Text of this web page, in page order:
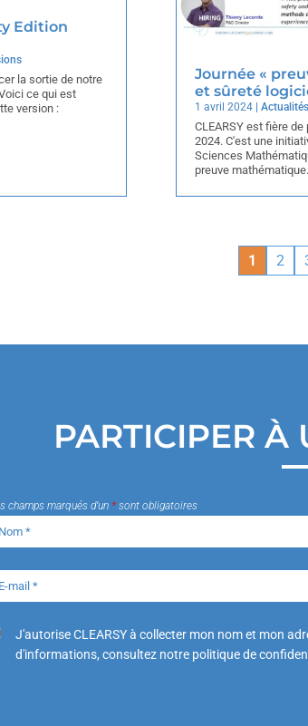
Edition
la sortie de notre
ce qui est
version :
Journée «
et sûreté
1 avril 2024| Actualités
CLEARSY est fière
2024. C'est une
Sciences
preuve
1 2
PARTICIPER À
champs marqués d’un * sont obligatoires
J'autorise CLEARSY à collecter mon nom et mon
d'informations, consultez notre politique de